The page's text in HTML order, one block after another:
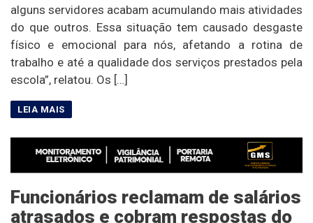
alguns servidores acabam acumulando mais atividades
do que outros. Essa situação tem causado desgaste
físico e emocional para nós, afetando a rotina de
trabalho e até a qualidade dos serviços prestados pela
escola”, relatou. Os […]
Funcionários reclamam de salários
atrasados e cobram respostas do